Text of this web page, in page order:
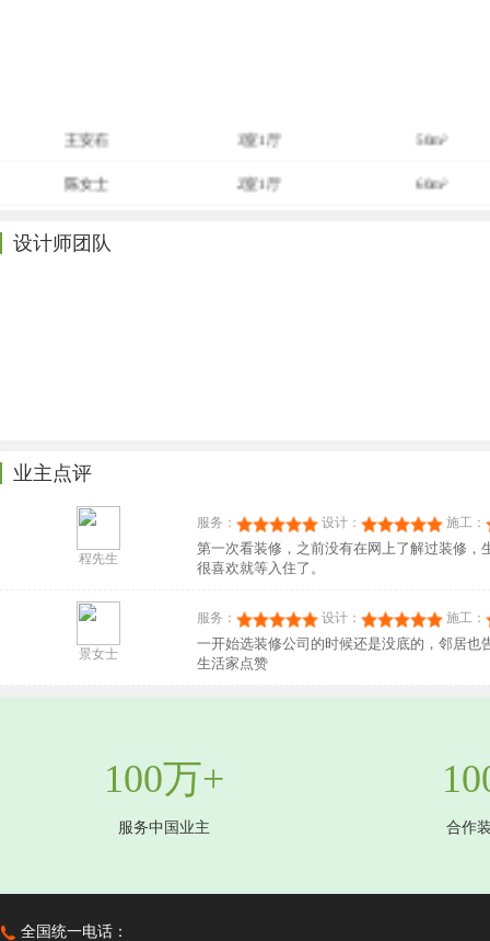
王安石 3室1厅 50m²
陈女士 2室1厅
设计师团队
业主点评
程先生
服务： 设计： 施工：
第一次看装修，之前没有在网上了解过装修
很喜欢就等入住了。
景女士
服务： 设计： 施工：
一开始选装修公司的时候还是没底的，邻居
生活家点赞
100万+
服务中国业主 合作
全国统一电话：